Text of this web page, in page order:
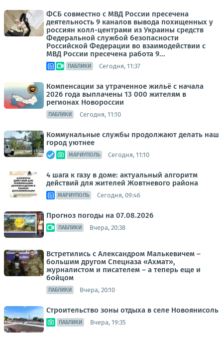
ФСБ совместно с МВД России пресечена
деятельность 9 каналов вывода похищенных у
россиян колл-центрами из Украины средств
Федеральной службой безопасности
Российской Федерации во взаимодействии с
МВД России пресечена работа 9...
ПАБЛИКИ Сегодня, 11:37
Компенсации за утраченное жильё с начала
2026 года выплачены 13 000 жителям в
регионах Новороссии
ПАБЛИКИ Сегодня, 11:10
Коммунальные службы продолжают делать наш
город уютнее
МАРИУПОЛЬ Сегодня, 11:10
4 шага к газу в доме: актуальный алгоритм
действий для жителей Жовтневого района
МАРИУПОЛЬ Сегодня, 09:46
Прогноз погоды на 07.08.2026
ПАБЛИКИ Вчера, 20:38
Встретились с Александром Малькевичем –
большим другом Спецназа «Ахмат»,
журналистом и писателем – а теперь еще и
бойцом
ПАБЛИКИ Вчера, 20:10
Строительство зоны отдыха в селе Новоянисоль
ПАБЛИКИ Вчера, 19:35